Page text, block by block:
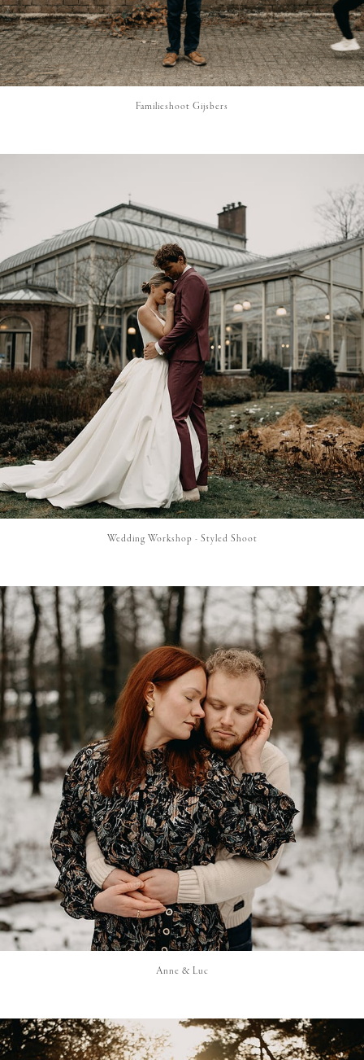
Familieshoot Gijsbers
Wedding Workshop - Styled Shoot
Anne & Luc